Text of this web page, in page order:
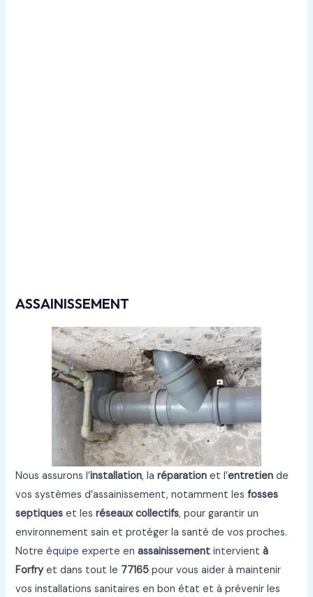
ASSAINISSEMENT
Nous assurons l’installation, laréparation et l’entretien de
vos systèmes d’assainissement, notamment lesfosses
septiques et lesréseaux collectifs, pour garantir un
environnement sain et protéger la santé de vos proches.
Notre équipe experte enassainissement intervientà
Forfryet dans tout le 77165 pour vous aider à maintenir
vos installations sanitaires en bon état et à prévenir les